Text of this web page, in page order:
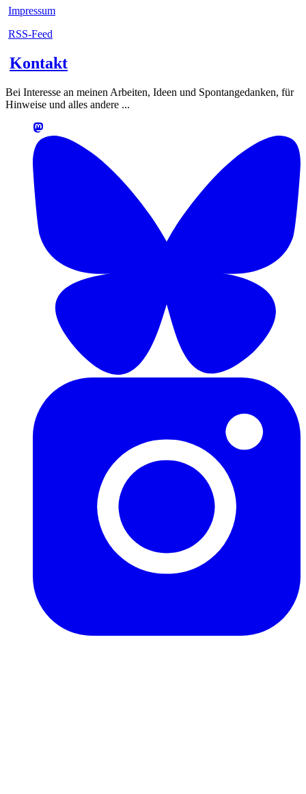
Impressum
RSS-Feed
Kontakt
Bei Interesse an meinen Arbeiten, Ideen und Spontangedanken, für
Hinweise und alles andere ...